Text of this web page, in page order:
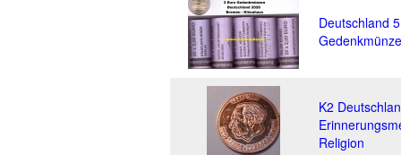
Deutschland
K2
Religion